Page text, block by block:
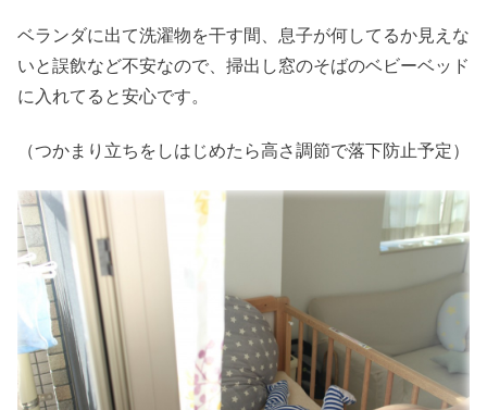
ベランダに出て洗濯物を干す間、息子が何してるか見えな
いと誤飲など不安なので、掃出し窓のそばのベビーベッド
に入れてると安心です。
（つかまり立ちをしはじめたら高さ調節で落下防止予定）